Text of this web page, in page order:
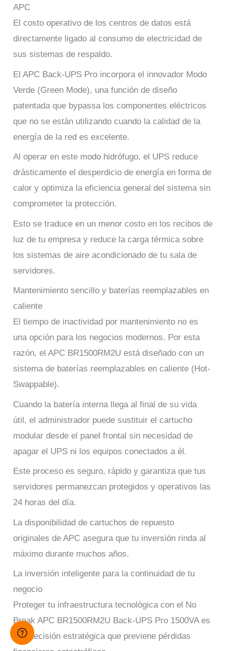
APC
El costo operativo de los centros de datos está
directamente ligado al consumo de electricidad de
sus sistemas de respaldo.
El APC Back-UPS Pro incorpora el innovador Modo
Verde (Green Mode), una función de diseño
patentada que bypassa los componentes eléctricos
que no se están utilizando cuando la calidad de la
energía de la red es excelente.
Al operar en este modo hidrófugo, el UPS reduce
drásticamente el desperdicio de energía en forma de
calor y optimiza la eficiencia general del sistema sin
comprometer la protección.
Esto se traduce en un menor costo en los recibos de
luz de tu empresa y reduce la carga térmica sobre
los sistemas de aire acondicionado de tu sala de
servidores.
Mantenimiento sencillo y baterías reemplazables en
caliente
El tiempo de inactividad por mantenimiento no es
una opción para los negocios modernos. Por esta
razón, el APC BR1500RM2U está diseñado con un
sistema de baterías reemplazables en caliente (Hot-
Swappable).
Cuando la batería interna llega al final de su vida
útil, el administrador puede sustituir el cartucho
modular desde el panel frontal sin necesidad de
apagar el UPS ni los equipos conectados a él.
Este proceso es seguro, rápido y garantiza que tus
servidores permanezcan protegidos y operativos las
24 horas del día.
La disponibilidad de cartuchos de repuesto
originales de APC asegura que tu inversión rinda al
máximo durante muchos años.
La inversión inteligente para la continuidad de tu
negocio
Proteger tu infraestructura tecnológica con el No
Break APC BR1500RM2U Back-UPS Pro 1500VA es
una decisión estratégica que previene pérdidas